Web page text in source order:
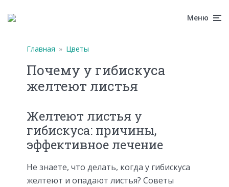
Меню
Главная » Цветы
Почему у гибискуса
желтеют листья
Желтеют листья у
гибискуса: причины,
эффективное лечение
Не знаете, что делать, когда у гибискуса
желтеют и опадают листья? Советы